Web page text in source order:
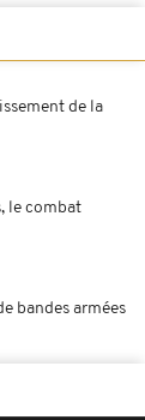
de la
le combat
bandes armées